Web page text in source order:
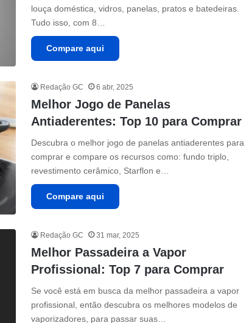
‎louça doméstica, vidros, panelas, pratos e batedeiras.
Tudo isso, com 8…
Compare aqui
Redação GC 6 abr, 2025
Melhor Jogo de Panelas
Antiaderentes: Top 10 para Comprar
Descubra o melhor jogo de panelas antiaderentes para
comprar e compare os recursos como: fundo triplo,
revestimento cerâmico, Starflon e…
Compare aqui
Redação GC 31 mar, 2025
Melhor Passadeira a Vapor
Profissional: Top 7 para Comprar
Se você está em busca da melhor passadeira a vapor
profissional, então descubra os melhores modelos de
vaporizadores, para passar suas…